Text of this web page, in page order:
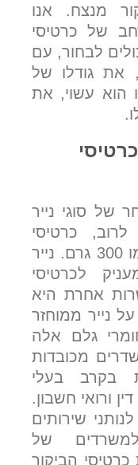
מנצח. אנו
של כרטיסי
לבחור, עם
את גודלו של
הוא עשוי, את
של סוגי נייר
כרטיסי
ביקור מודפסים על נייר כרומו 300 גרם. נייר
לכרטיסי
אחרת היא
נייר ממוחזר
גלם אלה
מכובדות
בקרב בעלי
ורואי חשבון.
שירותים
של
הביקור